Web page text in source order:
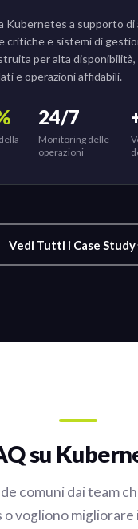
Kubernetes a supporto di
critiche e sistemi di
per alta
e operazioni affidabili.
24/7
Monitoring delle
operazioni
Vedi Tutti i Case Study
su
comuni dai team
vogliono